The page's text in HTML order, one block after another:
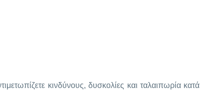
κινδύνους, δυσκολίες και ταλαιπωρία κατά